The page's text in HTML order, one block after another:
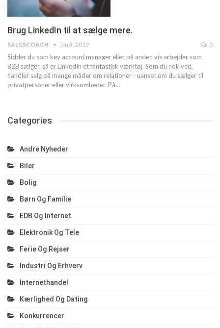
Brug LinkedIn til at sælge mere.
SALGSCOACH jan 3, 2019 0
Sidder du som key account manager eller på anden vis arbejder som
B2B sælger, så er LinkedIn et fantastisk værktøj. Som du nok ved,
handler salg på mange måder om relationer - uanset om du sælger til
privatpersoner eller virksomheder. På…
Categories
Andre Nyheder
Biler
Bolig
Børn Og Familie
EDB Og Internet
Elektronik Og Tele
Ferie Og Rejser
Industri Og Erhverv
Internethandel
Kærlighed Og Dating
Konkurrencer